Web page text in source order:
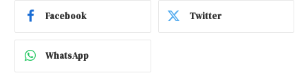
Facebook Twitter
WhatsApp